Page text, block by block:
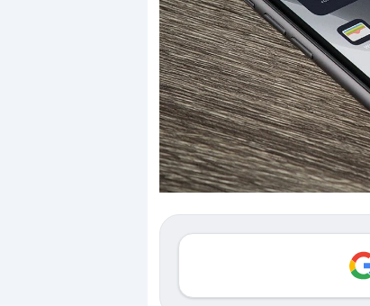
Dalle valutazioni
correzione.
repricing degli
3 agosto 2026